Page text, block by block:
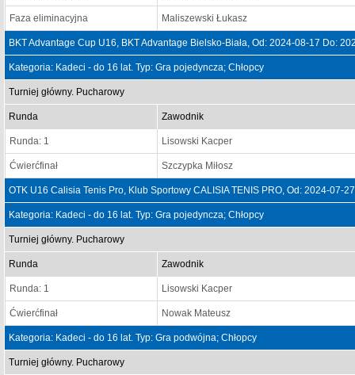
Faza eliminacyjna Maliszewski Łukasz
BKT Advantage Cup U16, BKT Advantage Bielsko-Biała, Od: 2024-08-17 Do:
Kategoria: Kadeci - do 16 lat. Typ: Gra pojedyncza; Chłopcy
Turniej główny. Pucharowy
Runda Zawodnik
Runda: 1 Lisowski Kacper
Ćwierćfinał Szczypka Miłosz
OTK U16 Calisia Tenis Pro, Klub Sportowy CALISIA TENIS PRO, Od: 2024-07-
Kategoria: Kadeci - do 16 lat. Typ: Gra pojedyncza; Chłopcy
Turniej główny. Pucharowy
Runda Zawodnik
Runda: 1 Lisowski Kacper
Ćwierćfinał Nowak Mateusz
Kategoria: Kadeci - do 16 lat. Typ: Gra podwójna; Chłopcy
Turniej główny. Pucharowy